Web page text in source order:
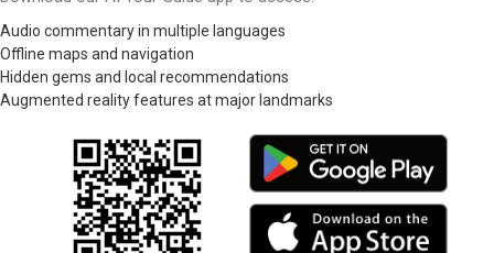
Audio commentary in multiple languages
Offline maps and navigation
Hidden gems and local recommendations
Augmented reality features at major landmarks